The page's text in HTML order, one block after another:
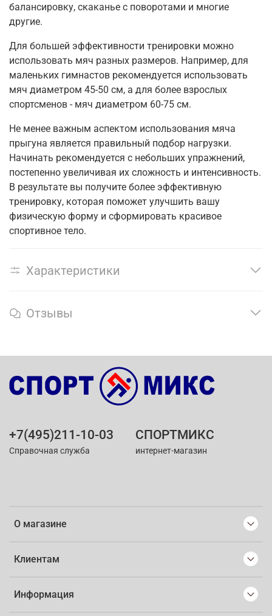
балансировку, скаканье с поворотами и многие
другие.
Для большей эффективности тренировки можно
использовать мяч разных размеров. Например, для
маленьких гимнастов рекомендуется использовать
мяч диаметром 45-50 см, а для более взрослых
спортсменов - мяч диаметром 60-75 см.
Не менее важным аспектом использования мяча
прыгуна является правильный подбор нагрузки.
Начинать рекомендуется с небольших упражнений,
постепенно увеличивая их сложность и интенсивность.
В результате вы получите более эффективную
тренировку, которая поможет улучшить вашу
физическую форму и сформировать красивое
спортивное тело.
Характеристики
Отзывы
О магазине
Клиентам
Информация
+7(495)211-10-03
Справочная служба
СПОРТМИКС
интернет-магазин